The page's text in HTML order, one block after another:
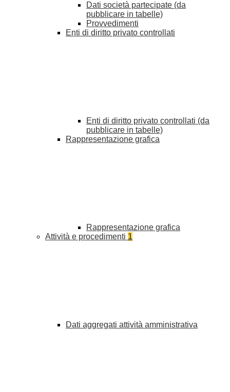
Dati società partecipate (da
pubblicare in tabelle)
Provvedimenti
Enti di diritto privato controllati
Enti di diritto privato controllati (da
pubblicare in tabelle)
Rappresentazione grafica
Rappresentazione grafica
Attività e procedimenti 1
Dati aggregati attività amministrativa